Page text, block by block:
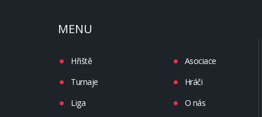
MENU
Hřiště
Turnaje
Liga
Asociace
Hráči
O nás